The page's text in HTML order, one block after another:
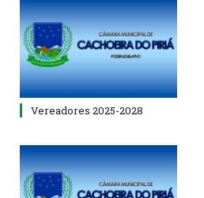
Vereadores 2025-2028